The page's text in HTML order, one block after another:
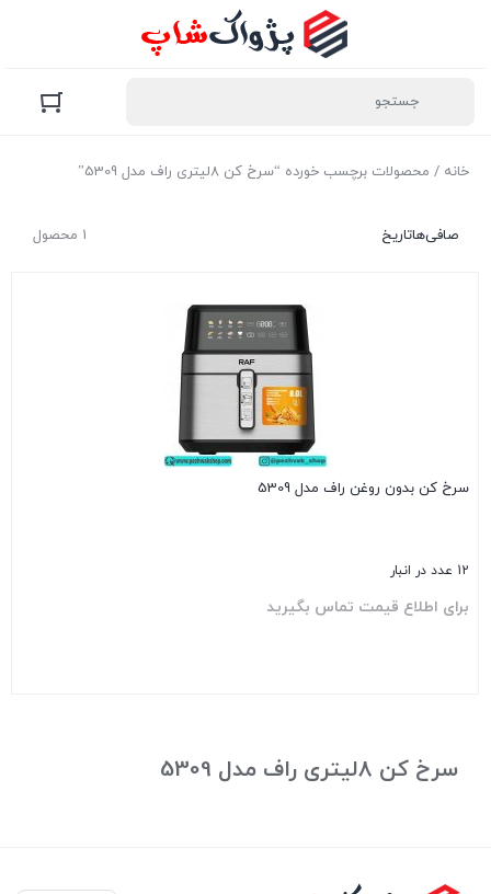
خانه / محصولات برچسب خورده “سرخ کن 8لیتری راف مدل 5309”
1 محصول صافی‌هاتاریخ
سرخ کن بدون روغن راف مدل 5309
12 عدد در انبار
برای اطلاع قیمت تماس بگیرید
سرخ کن 8لیتری راف مدل 5309